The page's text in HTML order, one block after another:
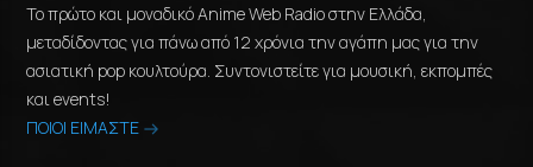
Το πρώτο και μοναδικό Anime Web Radio στην Ελλάδα,
μεταδίδοντας για πάνω από 12 χρόνια την αγάπη μας για την
ασιατική pop κουλτούρα. Συντονιστείτε για μουσική, εκπομπές
και events!
ΠΟΙΟΙ ΕΙΜΑΣΤΕ